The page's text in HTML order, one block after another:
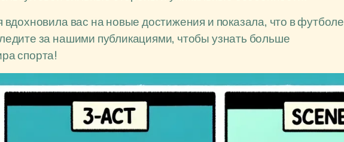
вас на новые достижения и показала, что в футболе
за нашими публикациями, чтобы узнать больше
спорта!